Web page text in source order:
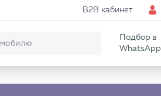
B2B кабинет
Подбор в
WhatsApp